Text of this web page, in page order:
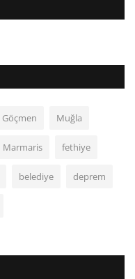
Göçmen Muğla
Marmaris fethiye
belediye deprem